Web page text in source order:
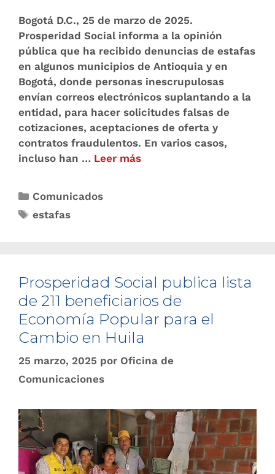
Bogotá D.C., 25 de marzo de 2025.
Prosperidad Social informa a la opinión
pública que ha recibido denuncias de estafas
en algunos municipios de Antioquia y en
Bogotá, donde personas inescrupulosas
envían correos electrónicos suplantando a la
entidad, para hacer solicitudes falsas de
cotizaciones, aceptaciones de oferta y
contratos fraudulentos. En varios casos,
incluso han … Leer más
Comunicados
estafas
Prosperidad Social publica lista
de 211 beneficiarios de
Economía Popular para el
Cambio en Huila
25 marzo, 2025 por Oficina de
Comunicaciones